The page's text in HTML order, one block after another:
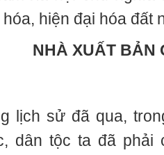
hiện đại hóa đất
NHÀ XUẤT BẢN
lịch sử đã qua,
dân tộc ta đã phải